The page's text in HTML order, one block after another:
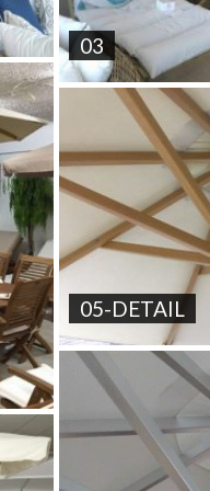
03
05-DETAIL